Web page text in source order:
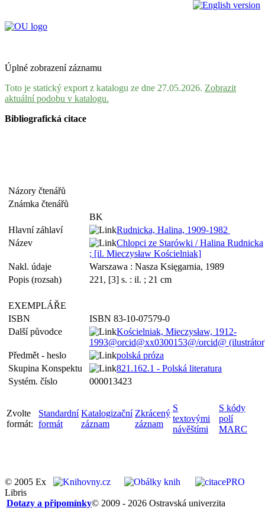
Úplné zobrazení záznamu
Toto je statický export z katalogu ze dne 27.05.2026. Zobrazit
aktuální podobu v katalogu.
Bibliografická citace
Názory čtenářů
Známka čtenářů
BK
Hlavní záhlaví
Rudnicka, Halina, 1909-1982
Název
Chlopci ze Starówki / Halina Rudnicka
; [il. Mieczysław Kościelniak]
Nakl. údaje
Warszawa : Nasza Księgarnia, 1989
Popis (rozsah)
221, [3] s. : il. ; 21 cm
EXEMPLÁŘE
ISBN
ISBN 83-10-07579-0
Další původce
Kościelniak, Mieczysław, 1912-
1993@orcid@xx0300153@/orcid@
Předmět - heslo
polská próza
Skupina Konspektu
821.162.1 - Polská literatura
Systém. číslo
000013423
Zvolte
formát:
Standardní
formát
Katalogizační
záznam
Zkrácený
záznam
S
textovými
návěštími
S kódy
polí
MARC
© 2005 Ex
Libris
© 2009 - 2026 Ostravská univerzita
Dotazy a připomínky